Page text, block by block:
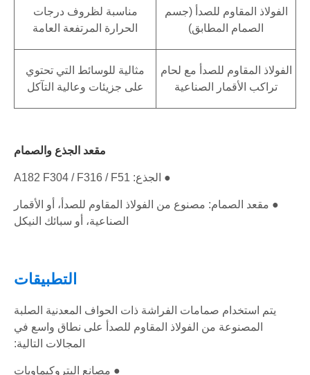
الفولاذ المقاوم للصدأ (جسم
الصمام المطابق)
مناسبة لظروف درجات
الحرارة المرتفعة العامة
الفولاذ المقاوم للصدأ مع لحام
تراكب الأقمار الصناعية
مثالية للوسائط التي تحتوي
على جزيئات وعالية التآكل
مقعد الجذع والصمام
● الجذع: A182 F304 / F316 / F51
● مقعد الصمام: مصنوع من الفولاذ المقاوم للصدأ، أو الأقمار
الصناعية، أو سبائك النيكل
التطبيقات
يتم استخدام صمامات الفراشة ذات الحواف المعدنية الصلبة
المصنوعة من الفولاذ المقاوم للصدأ على نطاق واسع في
المجالات التالية:
● مصانع البتروكيماويات